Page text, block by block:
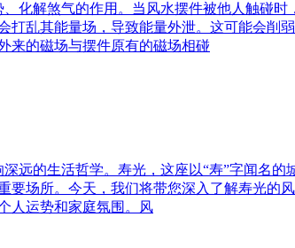
化解煞气的作用。当风水摆件被他人触碰时
乱其能量场，导致能量外泄。这可能会削
来的磁场与摆件原有的磁场相碰
远的生活哲学。寿光，这座以“寿”字闻名
场所。今天，我们将带您深入了解寿光的
人运势和家庭氛围。风